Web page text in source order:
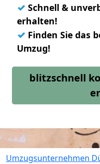
✓ Schnell &
erhalten!
✓ Finden Sie das
Umzug!
blitzschnell
Umzugsunternehmen